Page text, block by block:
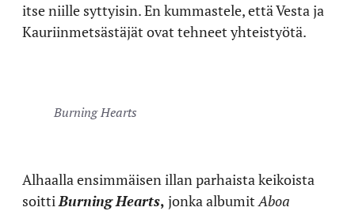
itse niille syttyisin. En kummastele, että Vesta ja
Kauriinmetsästäjät ovat tehneet yhteistyötä.
Burning Hearts
Alhaalla ensimmäisen illan parhaista keikoista
soittiBurning Hearts, jonka albumitAboa